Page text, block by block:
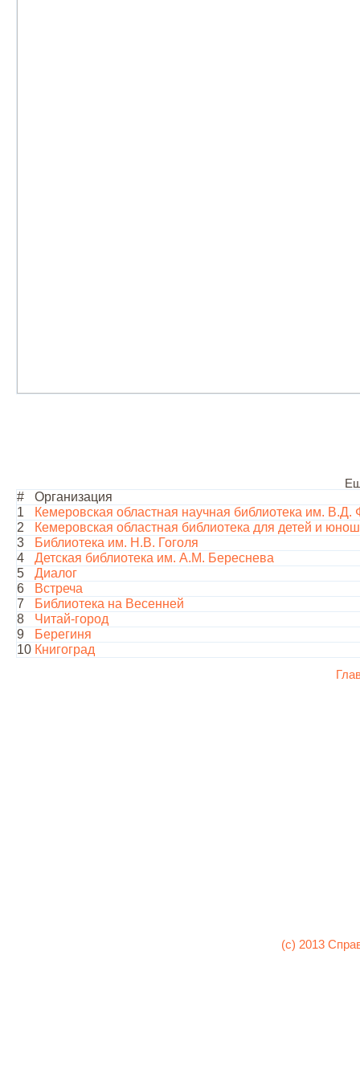
#
Организация
1
Кемеровская областная научная библиотека им. В.Д.
2
Кемеровская областная библиотека для детей и
3
Библиотека им. Н.В. Гоголя
4
Детская библиотека им. А.М. Береснева
5
Диалог
6
Встреча
7
Библиотека на Весенней
8
Читай-город
9
Берегиня
10 Книгоград
(c) 2013